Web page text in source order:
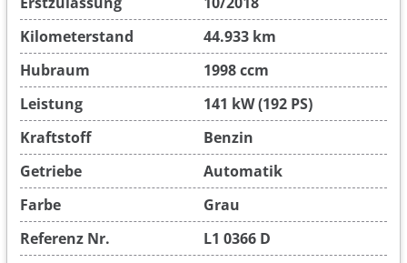
Kilometerstand
44.933 km
Hubraum
1998 ccm
Leistung
141 kW (192 PS)
Kraftstoff
Benzin
Getriebe
Automatik
Farbe
Grau
Referenz Nr.
L1 0366 D